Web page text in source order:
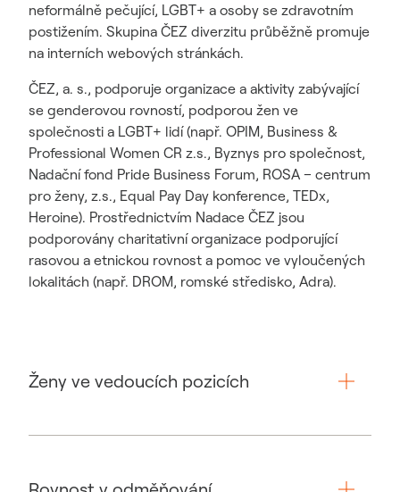
neformálně pečující, LGBT+ a osoby se zdravotním
postižením. Skupina ČEZ diverzitu průběžně promuje
na interních webových stránkách.
ČEZ, a. s., podporuje organizace a aktivity zabývající
se genderovou rovností, podporou žen ve
společnosti a LGBT+ lidí (např. OPIM, Business &
Professional Women CR z.s., Byznys pro společnost,
Nadační fond Pride Business Forum, ROSA – centrum
pro ženy, z.s., Equal Pay Day konference, TEDx,
Heroine). Prostřednictvím Nadace ČEZ jsou
podporovány charitativní organizace podporující
rasovou a etnickou rovnost a pomoc ve vyloučených
lokalitách (např. DROM, romské středisko, Adra).
Ženy ve vedoucích pozicích
o dosažení rovnosti žen a mužů a posílení postavení